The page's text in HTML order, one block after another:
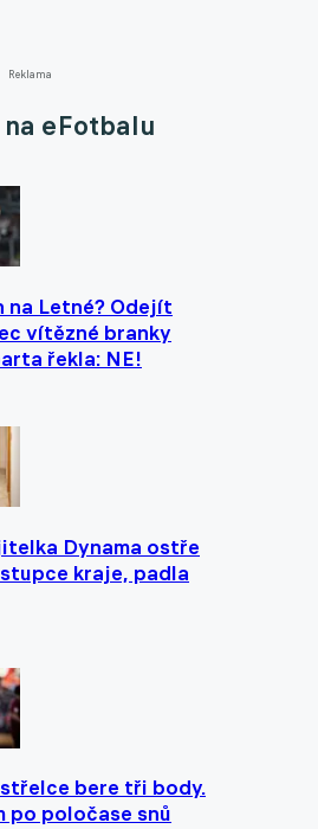
Reklama
eFotbalu
na Letné? Odejít
vítězné branky
řekla: NE!
Dynama ostře
kraje, padla
bere tři body.
po poločase snů